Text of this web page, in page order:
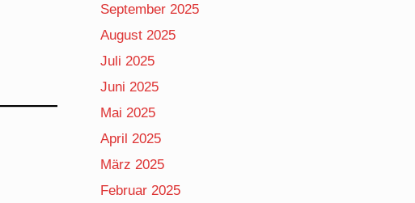
September 2025
August 2025
Juli 2025
Juni 2025
Mai 2025
April 2025
März 2025
Februar 2025